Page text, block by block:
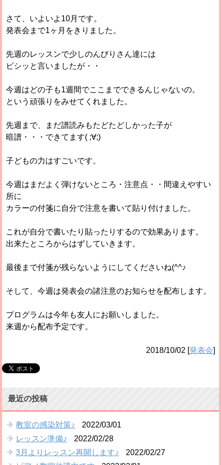
さて、いよいよ10月です。
発表会まで1ヶ月をきりました。
先週のレッスンで少しのんびりさん達には
ビシッと言いましたが・・
今週はどの子も1週間でここまでできるんじゃないの。
という頑張りをみせてくれました。
先週まで、まだ譜読みもたどたどしかった子が
暗譜・・・できてます( ;∀;)
子どもの力はすごいです。
今週はまだよく弾けないところ・注意点・・間違えやすい
所に
カラーの付箋に自分で注意を書いて貼り付けました。
これが自分で書いたり貼ったりするので効果あります。
出来たところからはずしていきます。
最後まで付箋が残らないようにしてくださいね(^^♪
そして、今週は発表会の諸注意のお知らせを配布します。
プログラムは今年も友人にお願いしました。
来週から配布予定です。
2018/10/02 [発表会]
最近の投稿
教室の感染対策♪
2022/03/01
レッスン準備♪
2022/02/28
3月よりレッスン再開します♪
2022/02/27